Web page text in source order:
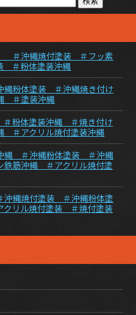
縄焼付塗装 ＃フッ素
＃粉体塗装沖縄
塗装 ＃沖縄焼き付け
＃塗装沖縄
体塗装沖縄 ＃焼き付け
＃アクリル焼付塗装沖縄
＃沖縄粉体塗装 ＃沖縄
筋沖縄 ＃アクリル焼付塗
付塗装 ＃沖縄粉体塗
リル焼付塗装 ＃焼付塗装